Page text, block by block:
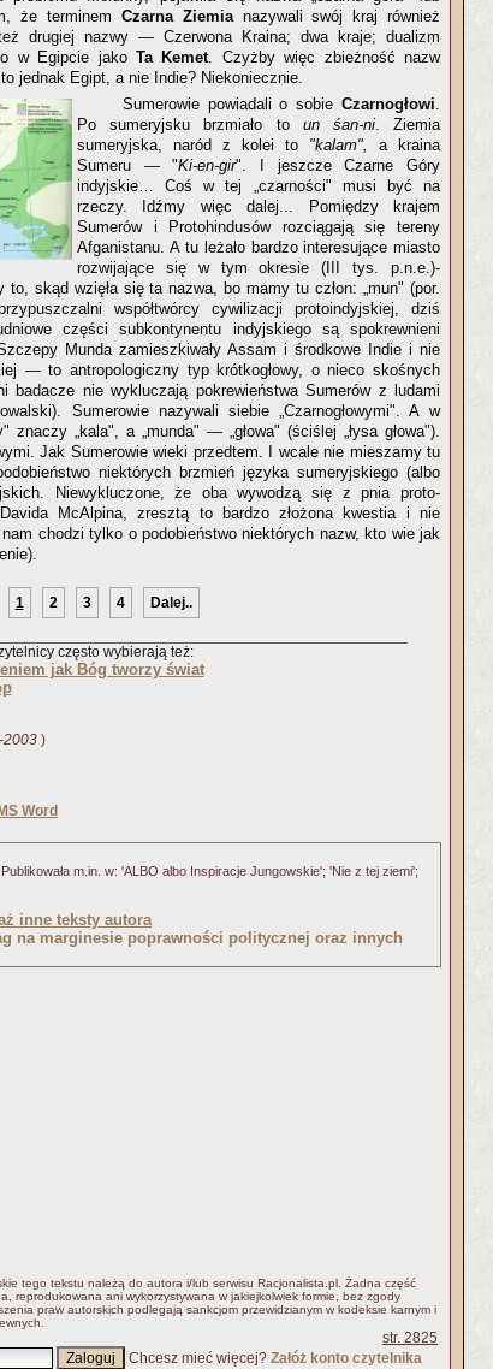
że terminem Czarna Ziemianazywali swój kraj również
drugiej nazwy — Czerwona Kraina; dwa kraje; dualizm
w Egipcie jako Ta Kemet. Czyżby więc zbieżność nazw
jednak Egipt, a nie Indie? Niekoniecznie.
Sumerowie powiadali o sobie Czarnogłowi.
Po sumeryjsku brzmiało to un śan-ni. Ziemia
sumeryjska, naród z kolei to "kalam",
a kraina
Sumeru — "Ki-en-gir". I jeszcze Czarne Góry
indyjskie… Coś w tej „czarności" musi być na
rzeczy. Idźmy więc dalej... Pomiędzy krajem
Sumerów i Protohindusów rozciągają się tereny
Afganistanu. A tu leżało bardzo interesujące miasto
rozwijające się w tym okresie (III tys. p.n.e.)-
skąd wzięła się ta nazwa, bo mamy tu człon: „mun" (por.
współtwórcy cywilizacji protoindyjskiej, dziś
części subkontynentu indyjskiego są spokrewnieni
Munda zamieszkiwały Assam i środkowe Indie i nie
— to antropologiczny typ krótkogłowy, o nieco skośnych
badacze nie wykluczają pokrewieństwa Sumerów z ludami
Sumerowie nazywali siebie „Czarnogłowymi". A w
znaczy „kala", a „munda" — „głowa" (ściślej „łysa głowa").
Jak Sumerowie wieki przedtem. I wcale nie mieszamy tu
niektórych brzmień języka sumeryjskiego (albo
Niewykluczone, że oba wywodzą się z pnia proto-
McAlpina, zresztą to bardzo złożona kwestia i nie
chodzi tylko o podobieństwo niektórych nazw, kto wie jak
1 2 3 4 Dalej..
często wybierają też:
jak Bóg tworzy świat
2003 )
MS Word
m.in. w: 'ALBO albo Inspiracje Jungowskie'; 'Nie z tej ziemi';
inne teksty autora
na marginesie poprawności politycznej oraz innych
tego tekstu należą do autora i/lub serwisu Racjonalista.pl. Żadna część
reprodukowana ani wykorzystywana w jakiejkolwiek formie, bez zgody
praw autorskich podlegają sankcjom przewidzianym w kodeksie karnym i
str. 2825
Chcesz mieć więcej? Załóż konto czytelnika